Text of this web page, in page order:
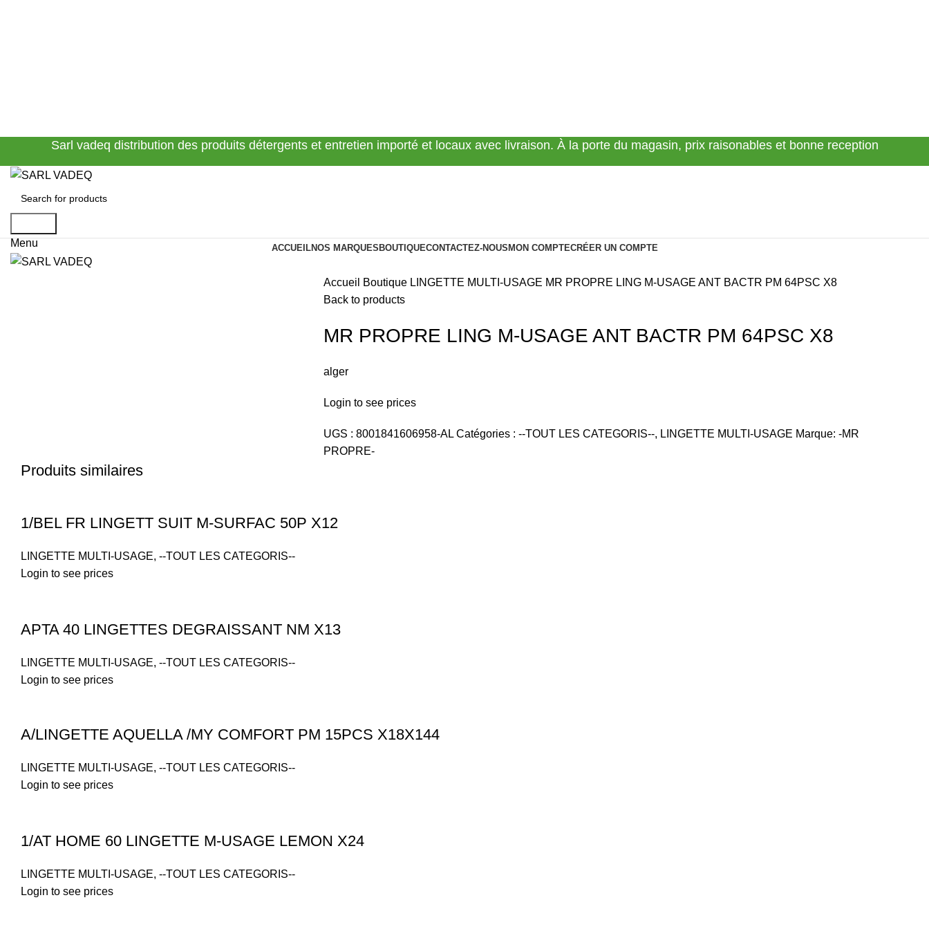
Sarl vadeq distribution des produits détergents et entretien importé et locaux avec livraison. À la porte du magasin, prix raisonables et bonne reception
Menu
ACCUEILNOS MARQUES BOUTIQUECONTACTEZ-NOUS MON COMPTECRÉER UN COMPTE
Accueil Boutique LINGETTE MULTI-USAGE MR PROPRE LING M-USAGE ANT BACTR PM 64PSC X8
Back to products
MR PROPRE LING M-USAGE ANT BACTR PM 64PSC X8
alger
Login to see prices
UGS : 8001841606958-AL Catégories : --TOUT LES CATEGORIS--, LINGETTE MULTI-USAGE Marque: -MR
PROPRE-
Produits similaires
1/BEL FR LINGETT SUIT M-SURFAC 50P X12
LINGETTE MULTI-USAGE, --TOUT LES CATEGORIS--
Login to see prices
APTA 40 LINGETTES DEGRAISSANT NM X13
LINGETTE MULTI-USAGE, --TOUT LES CATEGORIS--
Login to see prices
A/LINGETTE AQUELLA /MY COMFORT PM 15PCS X18X144
LINGETTE MULTI-USAGE, --TOUT LES CATEGORIS--
Login to see prices
1/AT HOME 60 LINGETTE M-USAGE LEMON X24
LINGETTE MULTI-USAGE, --TOUT LES CATEGORIS--
Login to see prices